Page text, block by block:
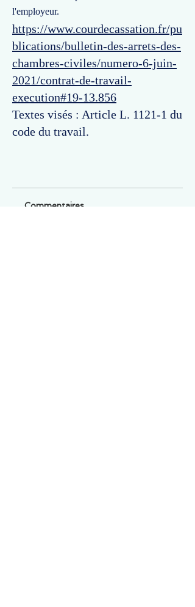
l'employeur.
https://www.courdecassation.fr/pu
blications/bulletin-des-arrets-des-
chambres-civiles/numero-6-juin-
2021/contrat-de-travail-
execution#19-13.856
Textes visés : Article L. 1121-1 du
code du travail.
Commentaires